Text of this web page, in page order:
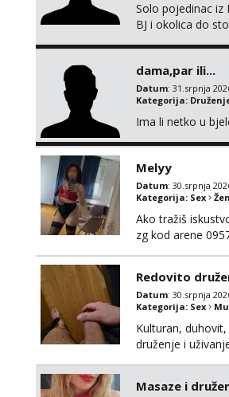
Solo pojedinac iz
BJ i okolica do
dama,par ili...
Datum: 31.srpnja
Kategorija:
Ima li netko u
Melyy
Datum: 30.srpnja
Kategorija: Sex
Ako tražiš
zg kod arene
Redovito
Datum: 30.srpnja
Kategorija: Sex
Kulturan,
druženje i
Masaze i